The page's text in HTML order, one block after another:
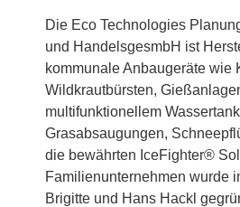
Die Eco Technologies
und HandelsgesmbH ist
kommunale Anbaugeräte wie
Wildkrautbürsten,
multifunktionellem
Grasabsaugungen,
die bewährten IceFighter®
Familienunternehmen wurde
Brigitte und Hans Hackl